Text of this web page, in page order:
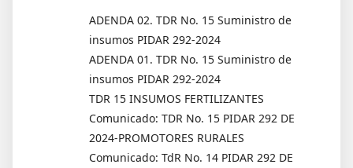
ADENDA 02. TDR No. 15 Suministro de
insumos PIDAR 292-2024
ADENDA 01. TDR No. 15 Suministro de
insumos PIDAR 292-2024
TDR 15 INSUMOS FERTILIZANTES
Comunicado: TDR No. 15 PIDAR 292 DE
2024-PROMOTORES RURALES
Comunicado: TdR No. 14 PIDAR 292 DE